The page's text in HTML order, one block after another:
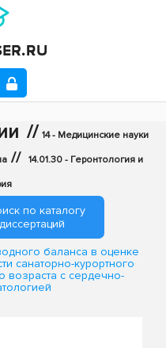
// 14 - Медицинские науки
// 14.01.30 - Геронтология и
по каталогу
баланса в оценке
санаторно-курортного
с сердечно-